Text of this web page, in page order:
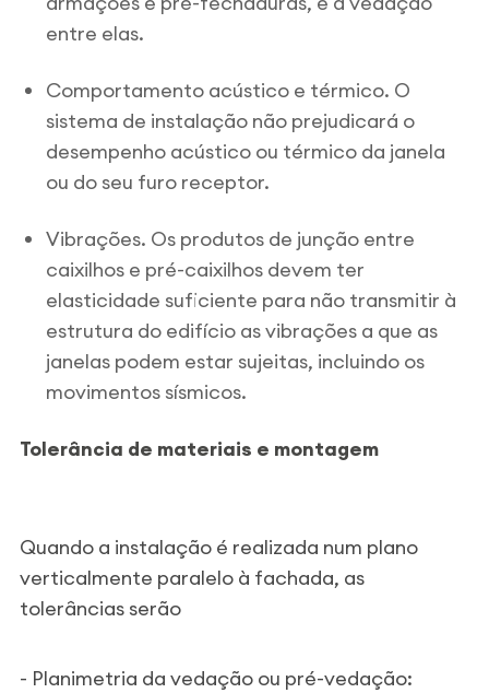
entre elas.
Comportamento acústico e térmico. O
sistema de instalação não prejudicará o
desempenho acústico ou térmico da janela
ou do seu furo receptor.
Vibrações. Os produtos de junção entre
caixilhos e pré-caixilhos devem ter
elasticidade suficiente para não transmitir à
estrutura do edifício as vibrações a que as
janelas podem estar sujeitas, incluindo os
movimentos sísmicos.
Tolerância de materiais e montagem
Quando a instalação é realizada num plano
verticalmente paralelo à fachada, as
tolerâncias serão
- Planimetria da vedação ou pré-vedação: